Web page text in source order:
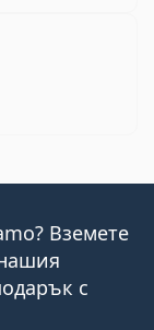
Вземете
с